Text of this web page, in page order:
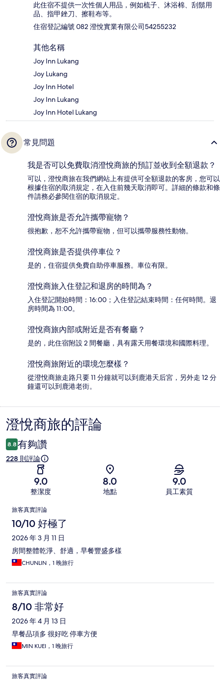
此住宿不提供一次性個人用品，例如梳子、沐浴棉、刮鬍用
品、指甲銼刀、擦鞋布等。
住宿登記編號 082 澄悅實業有限公司54255232
其他名稱
Joy Inn Lukang
Joy Lukang
Joy Inn Hotel
Joy Inn Lukang
Joy Inn Hotel Lukang
常見問題
我是否可以免費取消澄悅商旅的預訂並收到全額退款？
可以，澄悅商旅在我們網站上有提供可全額退款的客房，您可以
根據住宿的取消規定，在入住前幾天取消即可。詳細的條款和條
件請務必參閱住宿的取消規定。
澄悅商旅是否允許攜帶寵物？
很抱歉，恕不允許攜帶寵物，但可以攜帶服務性動物。
澄悅商旅是否提供停車位？
是的，住宿提供免費自助停車服務。車位有限。
澄悅商旅入住登記和退房的時間為？
入住登記開始時間：16:00；入住登記結束時間：任何時間。退
房時間為 11:00。
澄悅商旅內部或附近是否有餐廳？
是的，此住宿附設 2 間餐廳，具有露天用餐環境和國際料理。
澄悅商旅附近的環境怎麼樣？
從澄悅商旅走路只要 11 分鐘就可以到鹿港天后宮，另外走 12 分
鐘還可以到鹿港老街。
評
論
澄悅商旅的評論
8.8 有夠讚
228 則評論
9.0
整潔度
8.0
地點
9.0
員工素質
評
論
旅客真實評論
10/10 好極了
2026 年 3 月 11 日
房間整體乾淨、舒適，早餐豐盛多樣
CHUNLIN，1 晚旅行
旅客真實評論
8/10 非常好
2026 年 4 月 13 日
早餐品項多 很好吃 停車方便
MIN KUEI，1 晚旅行
旅客真實評論